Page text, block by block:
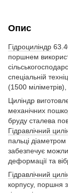
Опис
Гідроциліндр
поршнем
спеціальній
(1500
Циліндр
механічних
бруду сталева
Гідравлічний
пальці
забезпечує
деформації та
Гідравлічний
корпусу, поршня